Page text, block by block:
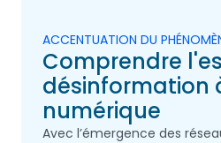
ACCENTUATION DU
Comprendre
désinformation
numérique
Avec l’émergence des